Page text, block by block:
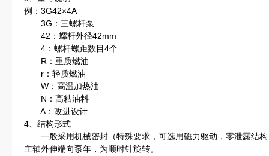
例：3G42×4A
3G：三螺杆泵
42：螺杆外径42mm
4：螺杆螺距数目4个
R：重质燃油
r：轻质燃油
W：高温加热油
N：高粘油料
A：改进设计
4、结构形式
一般采用机械密封（特殊要求，可选用磁力驱动，零泄露结构
主轴外伸端向泵年，为顺时针旋转。